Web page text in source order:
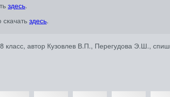
здесь.
здесь.
класс, автор Кузовлев В.П., Перегудова Э.Ш.,